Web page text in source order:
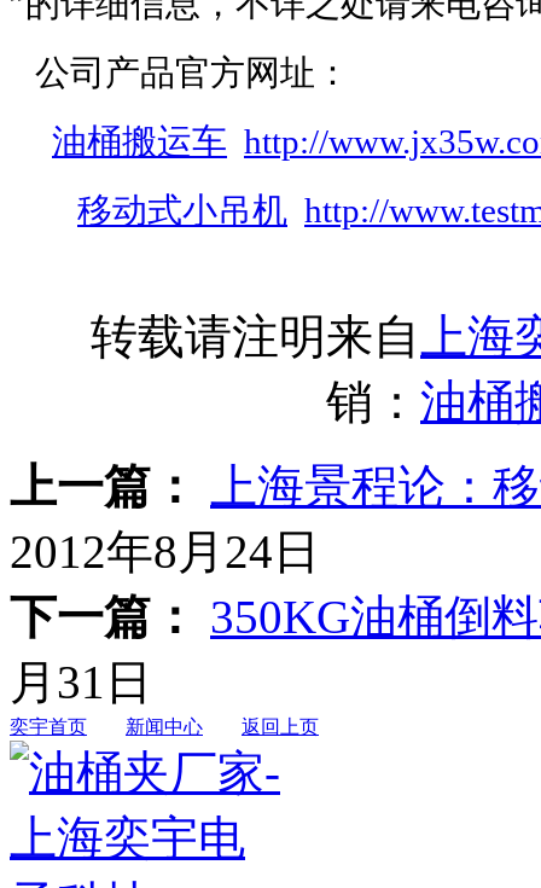
公司产品官方网址：
油桶搬运车 http://
移动式小吊机 http://
转载请注明来自
上
销： 油桶
上一篇：
上海景程论：
2012年8月24日
下一篇：
350KG油桶倒
月31日
奕宇首页 新闻中心 返回上页